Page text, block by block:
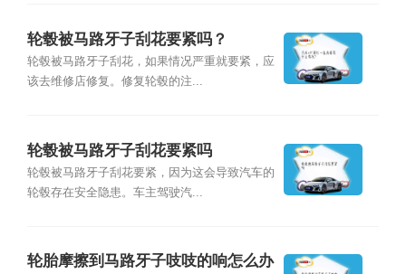
轮毂被马路牙子刮花要紧吗？
轮毂被马路牙子刮花，如果情况严重就要紧，应
该去维修店修复。修复轮毂的注...
轮毂被马路牙子刮花要紧吗
轮毂被马路牙子刮花要紧，因为这会导致汽车的
轮毂存在安全隐患。车主驾驶汽...
轮胎摩擦到马路牙子吱吱的响怎么办